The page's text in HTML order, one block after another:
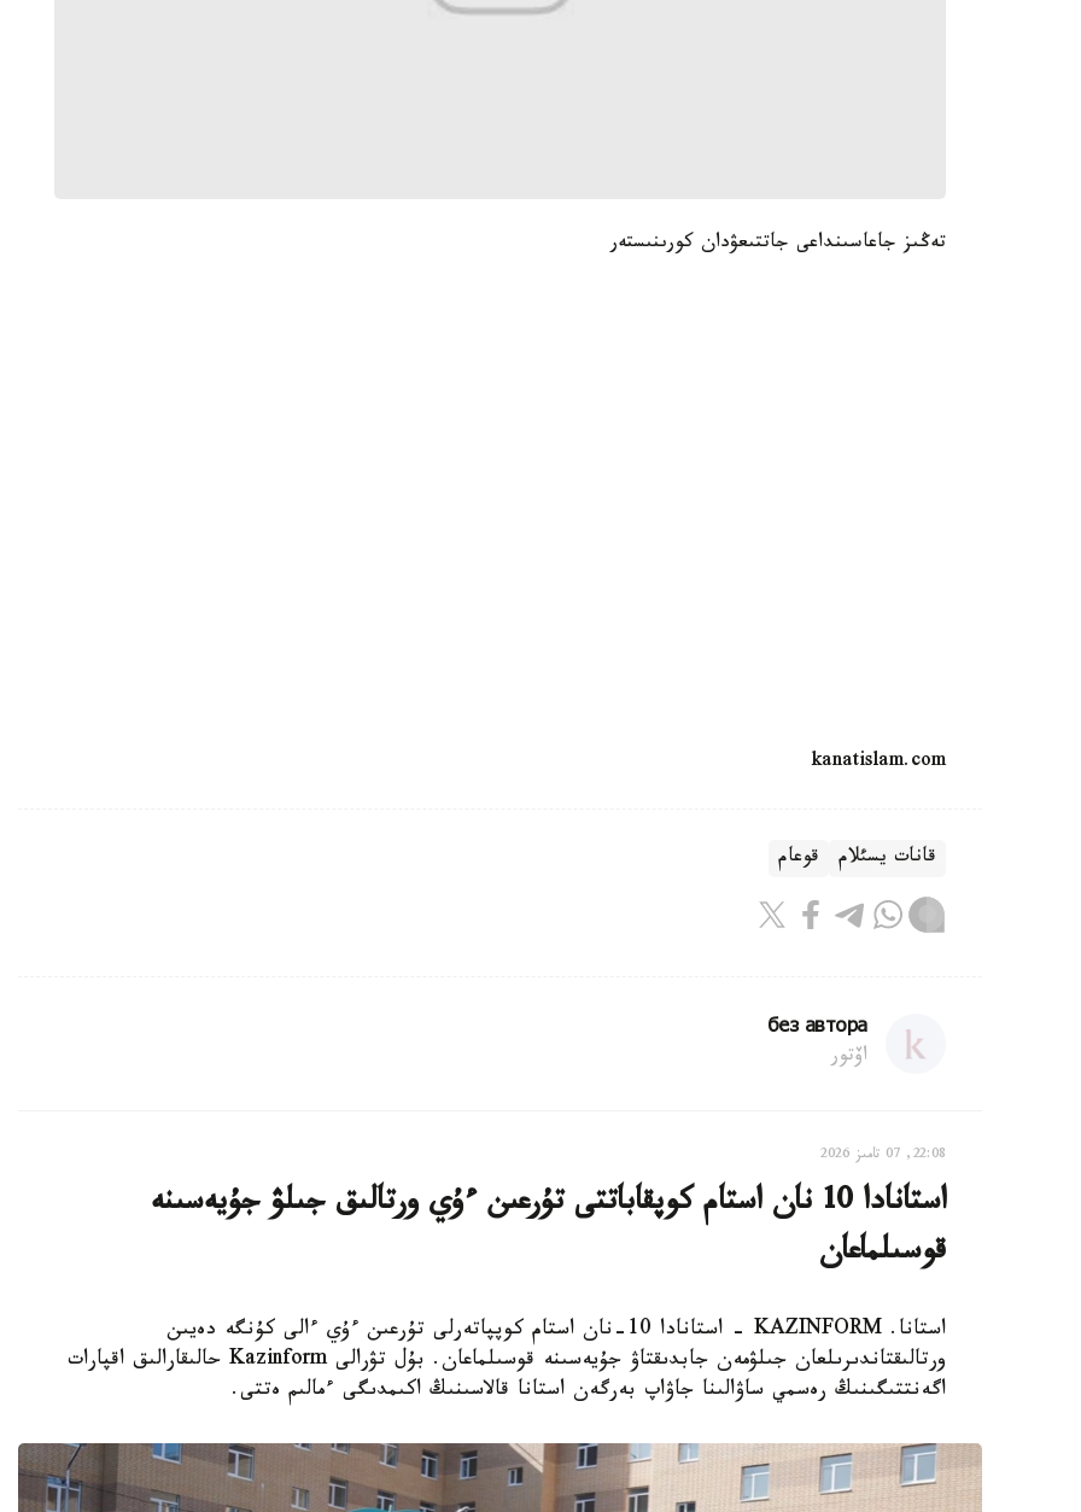
تەڭىز جاعاسىنداعى جاتتىعۋدان كورىنىستەر
kanatislam.com
قانات يسئلام قوعام
без автора
اۆتور
22:08, 07 تامىز 2026
استانادا 10 نان استام كوپقاباتتى تۇرعىن ءۇي ورتالىق جىلۋ جۇيەسىنە
قوسىلماعان
استانا. KAZINFORM - استانادا 10-نان استام كوپپاتەرلى تۇرعىن ءۇي ءالى كۇنگە دەيىن
ورتالىقتاندىرىلعان جىلۋمەن جابدىقتاۋ جۇيەسىنە قوسىلماعان. بۇل تۋرالى Kazinform حالىقارالىق اقپارات
اگەنتتىگىنىڭ رەسمي ساۋالىنا جاۋاپ بەرگەن استانا قالاسىنىڭ اكىمدىگى ءمالىم ەتتى.